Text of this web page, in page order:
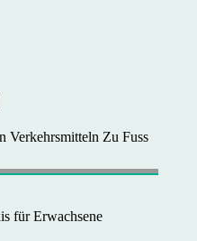
Verkehrsmitteln Zu Fuss
für Erwachsene